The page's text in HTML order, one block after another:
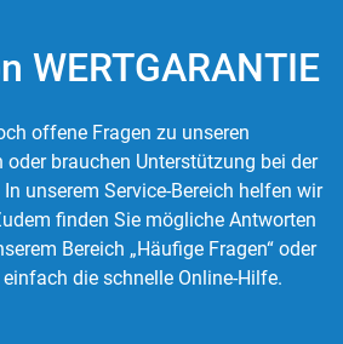
WERTGARANTIE
offene Fragen zu unseren
brauchen Unterstützung bei der
unserem Service-Bereich helfen wir
finden Sie mögliche Antworten
Bereich „Häufige Fragen“ oder
die schnelle Online-Hilfe.